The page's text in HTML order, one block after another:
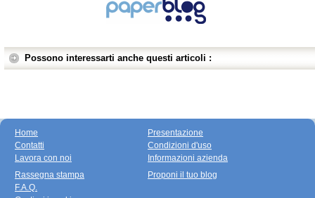
Possono interessarti anche questi articoli :
Home
Contatti
Lavora con noi
Presentazione
Condizioni d'uso
Informazioni azienda
Rassegna stampa
F.A.Q.
Proponi il tuo blog